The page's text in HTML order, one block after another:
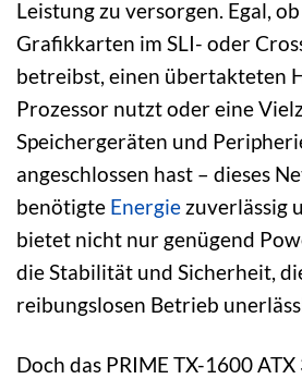
Leistung zu versorgen. Egal,
Grafikkarten im SLI- oder
betreibst, einen übertakteten
Prozessor nutzt oder eine
Speichergeräten und
angeschlossen hast – dieses
benötigte Energie zuverlässig
bietet nicht nur genügend
die Stabilität und Sicherheit,
reibungslosen Betrieb
Doch das PRIME TX-1600